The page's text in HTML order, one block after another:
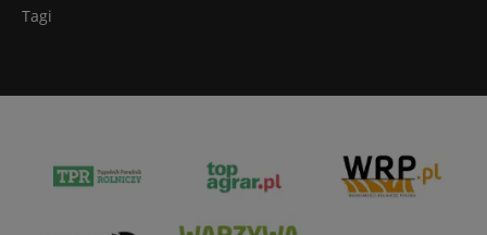
Tagi